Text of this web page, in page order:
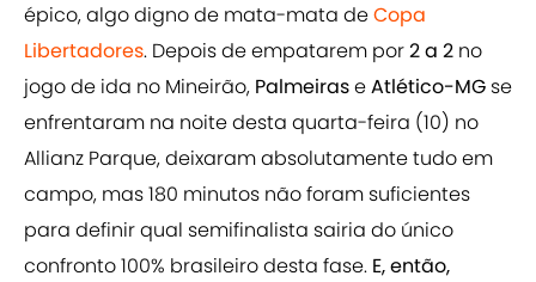
épico, algo digno de mata-mata deCopa
Libertadores. Depois de empatarem por2 a 2 no
jogo de ida no Mineirão, PalmeiraseAtlético-MG se
enfrentaram na noite desta quarta-feira (10) no
Allianz Parque, deixaram absolutamente tudo em
campo, mas 180 minutos não foram suficientes
para definir qual semifinalista sairia do único
confronto 100% brasileiro desta fase. E, então,